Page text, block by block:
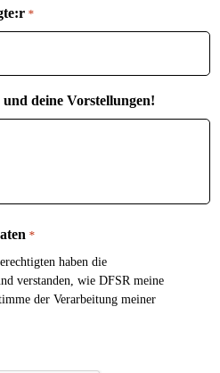
*
deine Vorstellungen!
*
haben die
verstanden, wie DFSR meine
der Verarbeitung meiner